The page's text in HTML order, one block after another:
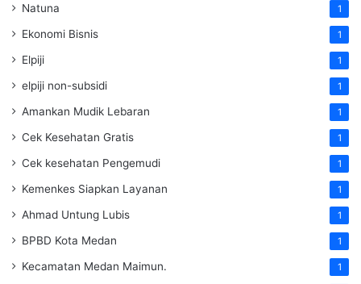
Natuna 1
Ekonomi Bisnis 1
Elpiji 1
elpiji non-subsidi 1
Amankan Mudik Lebaran 1
Cek Kesehatan Gratis 1
Cek kesehatan Pengemudi 1
Kemenkes Siapkan Layanan 1
Ahmad Untung Lubis 1
BPBD Kota Medan 1
Kecamatan Medan Maimun. 1